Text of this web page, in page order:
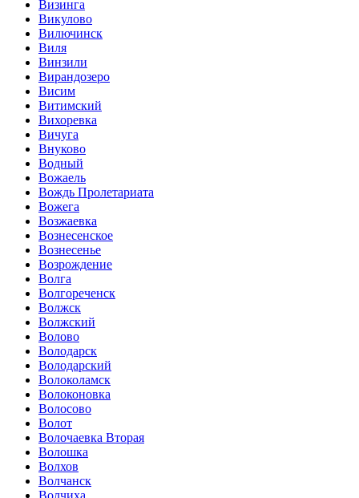
Визинга
Викулово
Вилючинск
Виля
Винзили
Вирандозеро
Висим
Витимский
Вихоревка
Вичуга
Внуково
Водный
Вожаель
Вождь Пролетариата
Вожега
Возжаевка
Вознесенское
Вознесенье
Возрождение
Волга
Волгореченск
Волжск
Волжский
Волово
Володарск
Володарский
Волоколамск
Волоконовка
Волосово
Волот
Волочаевка Вторая
Волошка
Волхов
Волчанск
Волчиха